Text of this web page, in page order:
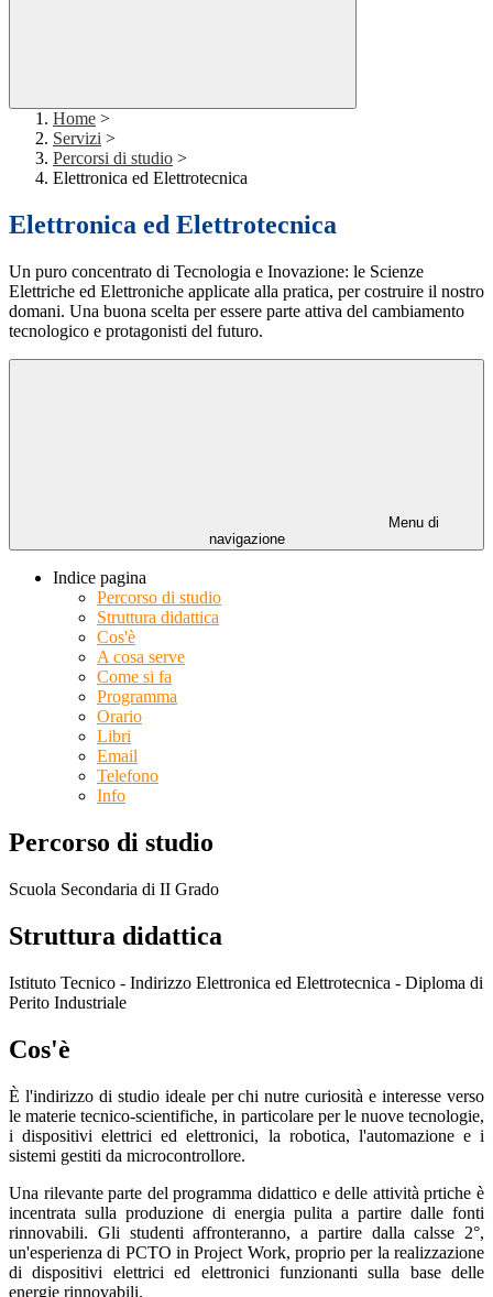
Home >
Servizi >
Percorsi di studio >
Elettronica ed Elettrotecnica
Elettronica ed Elettrotecnica
Un puro concentrato di Tecnologia e Inovazione: le Scienze
Elettriche ed Elettroniche applicate alla pratica, per costruire il nostro
domani. Una buona scelta per essere parte attiva del cambiamento
tecnologico e protagonisti del futuro.
Menu di
navigazione
Indice pagina
Percorso di studio
Struttura didattica
Cos'è
A cosa serve
Come si fa
Programma
Orario
Libri
Email
Telefono
Info
Percorso di studio
Scuola Secondaria di II Grado
Struttura didattica
Istituto Tecnico - Indirizzo Elettronica ed Elettrotecnica - Diploma di
Perito Industriale
Cos'è
È l'indirizzo di studio ideale per chi nutre curiosità e interesse verso
le materie tecnico-scientifiche, in particolare per le nuove tecnologie,
i dispositivi elettrici ed elettronici, la robotica, l'automazione e i
sistemi gestiti da microcontrollore.
Una rilevante parte del programma didattico e delle attività prtiche è
incentrata sulla produzione di energia pulita a partire dalle fonti
rinnovabili. Gli studenti affronteranno, a partire dalla calsse 2°,
un'esperienza di PCTO in Project Work, proprio per la realizzazione
di dispositivi elettrici ed elettronici funzionanti sulla base delle
energie rinnovabili.